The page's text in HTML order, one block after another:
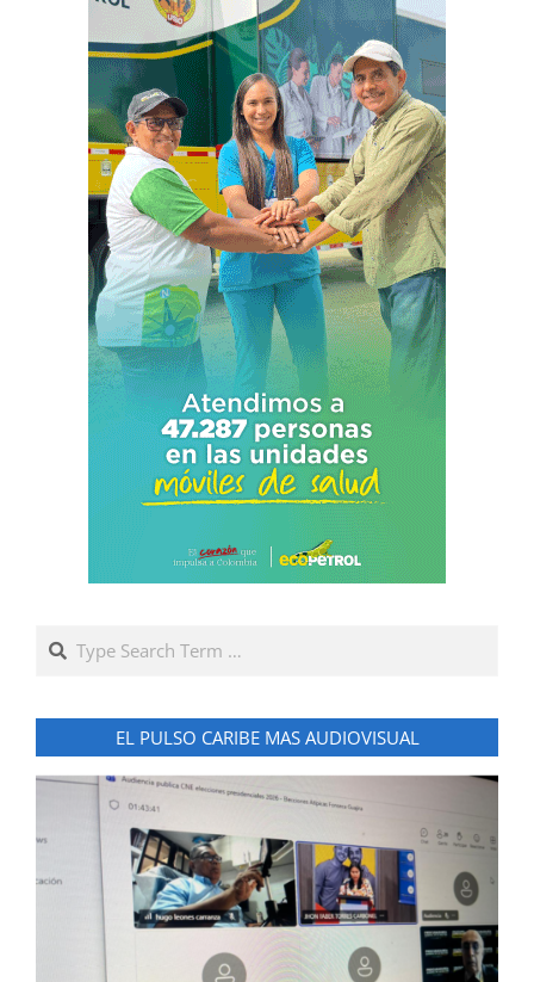
Search
EL PULSO CARIBE MAS AUDIOVISUAL